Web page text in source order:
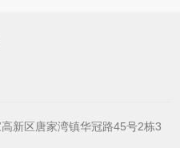
新区唐家湾镇华冠路45号2栋3